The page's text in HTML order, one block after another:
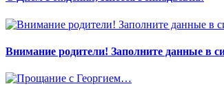
Внимание родители! Заполните данные в